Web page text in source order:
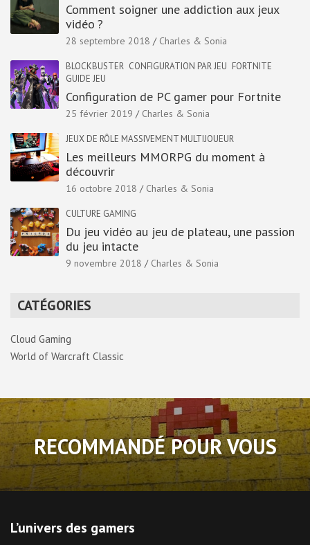
Comment soigner une addiction aux jeux
vidéo ?
28 septembre 2018 Charles & Sonia
BLOCKBUSTER CONFIGURATION PAR JEU FORTNITE
GUIDE JEU
Configuration de PC gamer pour Fortnite
25 février 2019 Charles & Sonia
JEUX DE RÔLE MASSIVEMENT MULTIJOUEUR
Les meilleurs MMORPG du moment à
découvrir
16 octobre 2018 Charles & Sonia
CULTURE GAMING
Du jeu vidéo au jeu de plateau, une passion
du jeu intacte
9 novembre 2018 Charles & Sonia
CATÉGORIES
Cloud Gaming
World of Warcraft Classic
RECOMMANDÉ POUR VOUS
L’univers des gamers